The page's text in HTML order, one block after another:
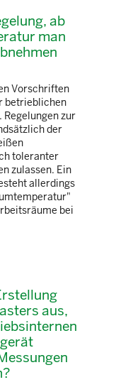
ab
man
Vorschriften
betrieblichen
zur
der
toleranter
zulassen. Ein
allerdings
bei
aus,